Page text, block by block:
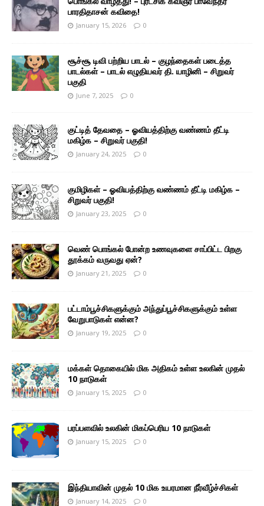
பாரதிதாசன் கவிதை!
January 15, 2026 0
சூச்சூ டிவி பற்றிய பாடல் – குழந்தைகள் படைத்த
பாடல்கள் – பாடல் எழுதியவர் தி. யாழினி – சிறுவர்
பகுதி
June 7, 2025 0
குட்டித் தேவதை – ஓவியத்திற்கு வண்ணம் தீட்டி
மகிழ்க – சிறுவர் பகுதி!
January 24, 2025 0
குமிழிகள் – ஓவியத்திற்கு வண்ணம் தீட்டி மகிழ்க –
சிறுவர் பகுதி!
January 23, 2025 0
வெண் பொங்கல் போன்ற உணவுகளை சாப்பிட்ட பிறகு
தூக்கம் வருவது ஏன்?
January 21, 2025 0
பட்டாம்பூச்சிகளுக்கும் அந்துப்பூச்சிகளுக்கும் உள்ள
வேறுபாடுகள் என்ன?
January 19, 2025 0
மக்கள் தொகையில் மிக அதிகம் உள்ள உலகின் முதல்
10 நாடுகள்
January 15, 2025 0
பரப்பளவில் உலகின் மிகப்பெரிய 10 நாடுகள்
January 15, 2025 0
இந்தியாவின் முதல் 10 மிக உயரமான நீர்வீழ்ச்சிகள்
January 14, 2025 0